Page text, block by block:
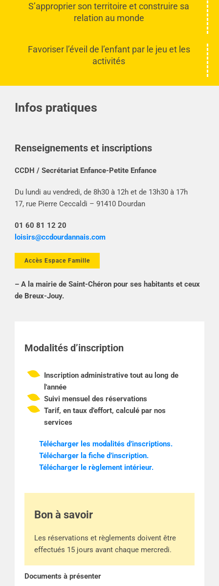
S’approprier son territoire et construire sa
relation au monde
Favoriser l’éveil de l’enfant par le jeu et les
activités
Infos pratiques
Renseignements et inscriptions
CCDH / Secrétariat Enfance-Petite Enfance
Du lundi au vendredi, de 8h30 à 12h et de 13h30 à 17h
17, rue Pierre Ceccaldi – 91410 Dourdan
01 60 81 12 20
loisirs@ccdourdannais.com
Accès Espace Famille
– A la mairie de Saint-Chéron pour ses habitants et ceux
de Breux-Jouy.
Modalités d’inscription
Inscription administrative tout au long de
l'année
Suivi mensuel des réservations
Tarif, en taux d’effort, calculé par nos
services
Télécharger les modalités d’inscriptions.
Télécharger la fiche d’inscription.
Télécharger le règlement intérieur.
Bon à savoir
Les réservations et règlements doivent être
effectués 15 jours avant chaque mercredi.
Documents à présenter